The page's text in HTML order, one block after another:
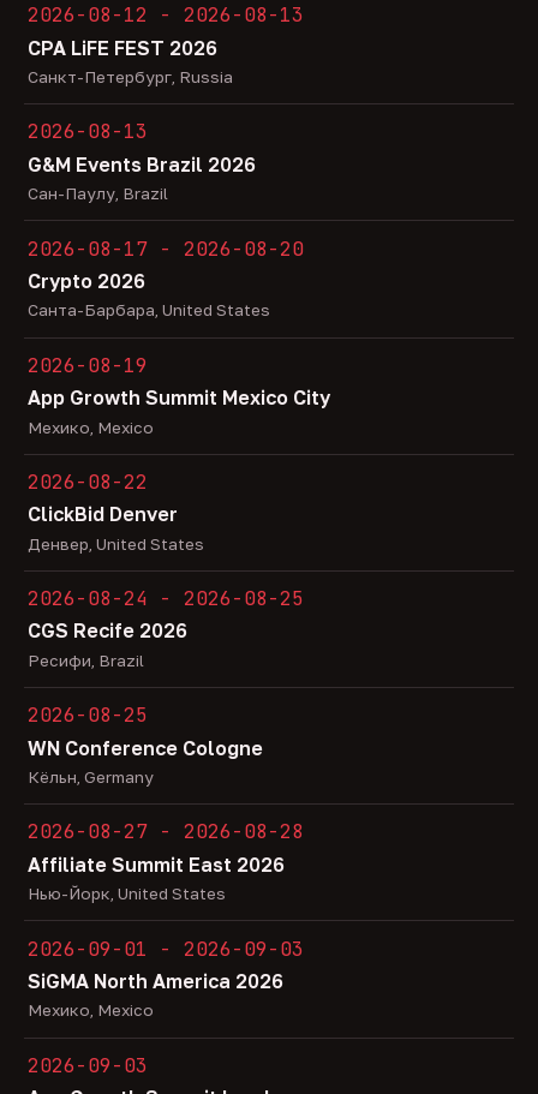
2026-08-12 - 2026-08-13
CPA LiFE FEST 2026
Санкт-Петербург, Russia
2026-08-13
G&M Events Brazil 2026
Сан-Паулу, Brazil
2026-08-17 - 2026-08-20
Crypto 2026
Санта-Барбара, United States
2026-08-19
App Growth Summit Mexico City
Мехико, Mexico
2026-08-22
ClickBid Denver
Денвер, United States
2026-08-24 - 2026-08-25
CGS Recife 2026
Ресифи, Brazil
2026-08-25
WN Conference Cologne
Кёльн, Germany
2026-08-27 - 2026-08-28
Affiliate Summit East 2026
Нью-Йорк, United States
2026-09-01 - 2026-09-03
SiGMA North America 2026
Мехико, Mexico
2026-09-03